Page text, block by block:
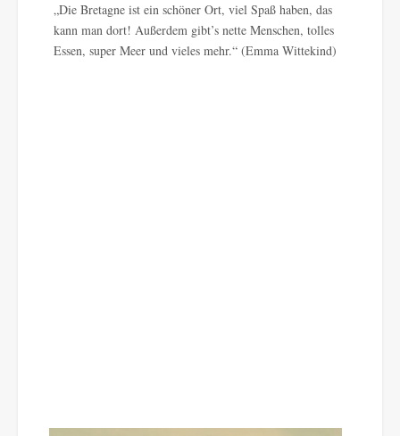
„Die Bretagne ist ein schöner Ort, viel Spaß haben, das
kann man dort! Außerdem gibt’s nette Menschen, tolles
Essen, super Meer und vieles mehr.“ (Emma Wittekind)